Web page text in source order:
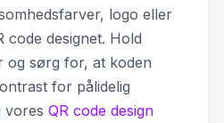
logo eller
code designet. Hold
og sørg for, at koden
for pålidelig
vores QR code design